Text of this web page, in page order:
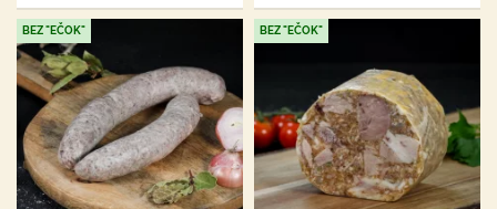
BEZ "EČOK" BEZ "EČOK"